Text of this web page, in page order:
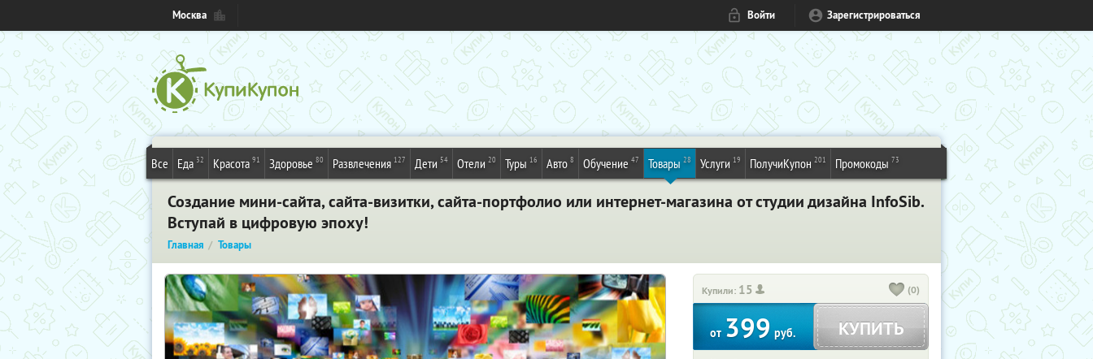
Москва Войти Зарегистрироваться
Все Еда 32 Красота 91 Здоровье 80 Развлечения 127 Дети 54 Отели 20 Туры 16 Авто 8 Обучение 47 Товары 28 Услуги 19 ПолучиКупон 201 Промокоды 73
Создание мини-сайта, сайта-визитки, сайта-портфолио или интернет-магазина от студии дизайна InfoSib.
Вступай в цифровую эпоху!
Главная Товары
Купили: 15 (0)
от399руб. КУПИТЬ